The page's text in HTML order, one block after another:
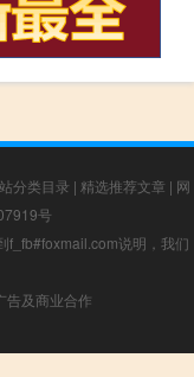
分类目录 | 精选推荐文章 | 网
号
f_fb#foxmail.com说明，我们
告及商业合作